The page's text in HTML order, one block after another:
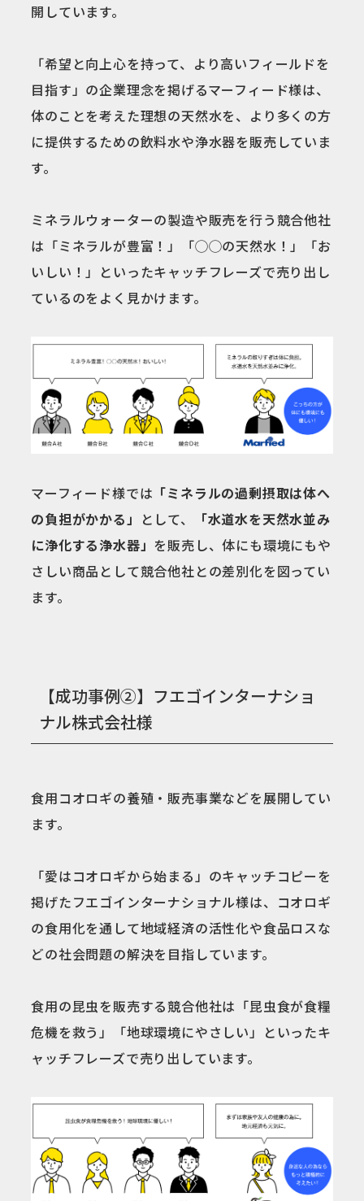
開しています。
「希望と向上心を持って、より高いフィールドを
目指す」の企業理念を掲げるマーフィード様は、
体のことを考えた理想の天然水を、より多くの方
に提供するための飲料水や浄水器を販売していま
す。
ミネラルウォーターの製造や販売を行う競合他社
は「ミネラルが豊富！」「◯◯の天然水！」「お
いしい！」といったキャッチフレーズで売り出し
ているのをよく見かけます。
マーフィード様では 「ミネラルの過剰摂取は体へ
の負担がかかる」 として、
「水道水を天然水並み
に浄化する浄水器」 を販売し、体にも環境にもや
さしい商品として競合他社との差別化を図ってい
ます。
【成功事例②】フエゴインターナショ
ナル株式会社様
食用コオロギの養殖・販売事業などを展開してい
ます。
「愛はコオロギから始まる」のキャッチコピーを
掲げたフエゴインターナショナル様は、コオロギ
の食用化を通して地域経済の活性化や食品ロスな
どの社会問題の解決を目指しています。
食用の昆虫を販売する競合他社は「昆虫食が食糧
危機を救う」「地球環境にやさしい」といったキ
ャッチフレーズで売り出しています。